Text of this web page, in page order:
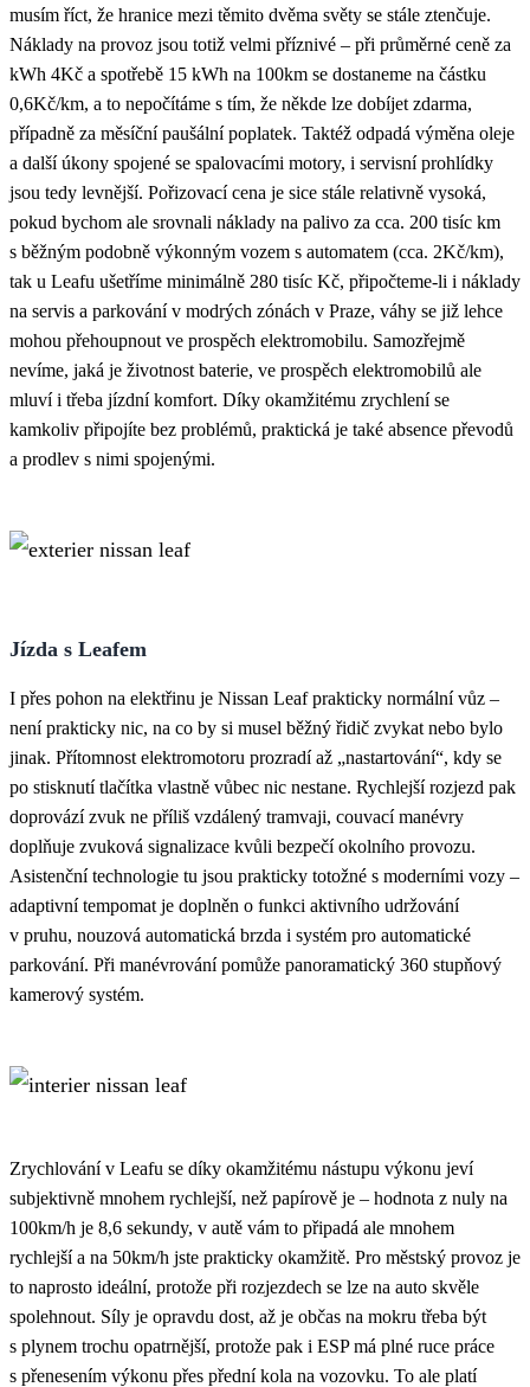
musím říct, že hranice mezi těmito dvěma světy se stále ztenčuje.
Náklady na provoz jsou totiž velmi příznivé – při průměrné ceně za
kWh 4Kč a spotřebě 15 kWh na 100km se dostaneme na částku
0,6Kč/km, a to nepočítáme s tím, že někde lze dobíjet zdarma,
případně za měsíční paušální poplatek. Taktéž odpadá výměna oleje
a další úkony spojené se spalovacími motory, i servisní prohlídky
jsou tedy levnější. Pořizovací cena je sice stále relativně vysoká,
pokud bychom ale srovnali náklady na palivo za cca. 200 tisíc km
s běžným podobně výkonným vozem s automatem (cca. 2Kč/km),
tak u Leafu ušetříme minimálně 280 tisíc Kč, připočteme-li i náklady
na servis a parkování v modrých zónách v Praze, váhy se již lehce
mohou přehoupnout ve prospěch elektromobilu. Samozřejmě
nevíme, jaká je životnost baterie, ve prospěch elektromobilů ale
mluví i třeba jízdní komfort. Díky okamžitému zrychlení se
kamkoliv připojíte bez problémů, praktická je také absence převodů
a prodlev s nimi spojenými.
Jízda s Leafem
I přes pohon na elektřinu je Nissan Leaf prakticky normální vůz –
není prakticky nic, na co by si musel běžný řidič zvykat nebo bylo
jinak. Přítomnost elektromotoru prozradí až „nastartování“, kdy se
po stisknutí tlačítka vlastně vůbec nic nestane. Rychlejší rozjezd pak
doprovází zvuk ne příliš vzdálený tramvaji, couvací manévry
doplňuje zvuková signalizace kvůli bezpečí okolního provozu.
Asistenční technologie tu jsou prakticky totožné s moderními vozy –
adaptivní tempomat je doplněn o funkci aktivního udržování
v pruhu, nouzová automatická brzda i systém pro automatické
parkování. Při manévrování pomůže panoramatický 360 stupňový
kamerový systém.
Zrychlování v Leafu se díky okamžitému nástupu výkonu jeví
subjektivně mnohem rychlejší, než papírově je – hodnota z nuly na
100km/h je 8,6 sekundy, v autě vám to připadá ale mnohem
rychlejší a na 50km/h jste prakticky okamžitě. Pro městský provoz je
to naprosto ideální, protože při rozjezdech se lze na auto skvěle
spolehnout. Síly je opravdu dost, až je občas na mokru třeba být
s plynem trochu opatrnější, protože pak i ESP má plné ruce práce
s přenesením výkonu přes přední kola na vozovku. To ale platí